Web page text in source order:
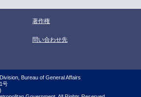
著作権
問い合わせ先
Bureau of General Affairs
1号